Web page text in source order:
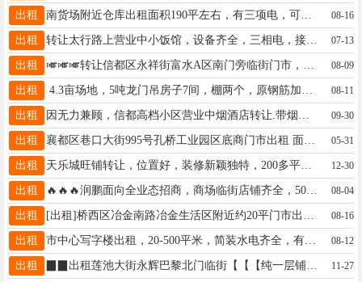
出租 08-16
出租 转让太行路上营业中小饭馆，设备齐全，三相电，接手可营业，月租2200元，押一付三，具体祥谈15226876750。 07-13
出租 08-09
出租 08-11
出租 09-30
出租 05-31
出租 天乐城旺铺转让，位置好，装修新颖独特，200多平，有固定客源机会难得，年前最好机会，价格可谈。详询13211073686 12-30
出租 🔥🔥🔥润鹏面向全业态招商，商场临街店铺齐全，50平到三千平，面向所有人，联系电话陈：18730986654. 08-04
出租 08-16
出租 市中心写字楼出租，20-500平米，简装水电齐全，有意者电联17331914083（信） 08-12
出租 ▉▉出租莲池大街永辉巴黎北门临街【【【纯一层铺】】】，130平。客流量大，水电齐全。电话：18103198888▉▉ 11-27